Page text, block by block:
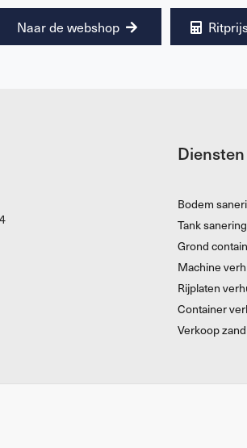
Naar de webshop
Diensten
Bodem
Tank sanering
Grond
Machine
Rijplaten
Container
Verkoop